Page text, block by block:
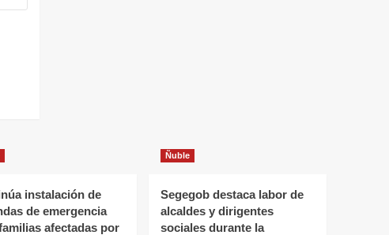
instalación de
de emergencia
afectadas por
Ñuble
Segegob destaca labor de
alcaldes y dirigentes
sociales durante la